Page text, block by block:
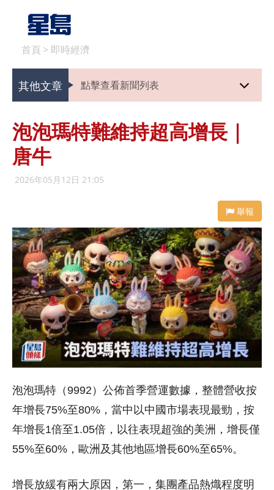
首頁 > 即時經濟
其他文章 點擊查看新聞列表
泡泡瑪特難維持超高增長｜
唐牛
2026年05月12日 21:05
舉報
泡泡瑪特（9992）公佈首季營運數據，整體營收按
年增長75%至80%，當中以中國市場表現最勁，按
年增長1倍至1.05倍，以往表現超強的美洲，增長僅
55%至60%，歐洲及其他地區增長60%至65%。
增長放緩有兩大原因，第一，集團產品熱熾程度明